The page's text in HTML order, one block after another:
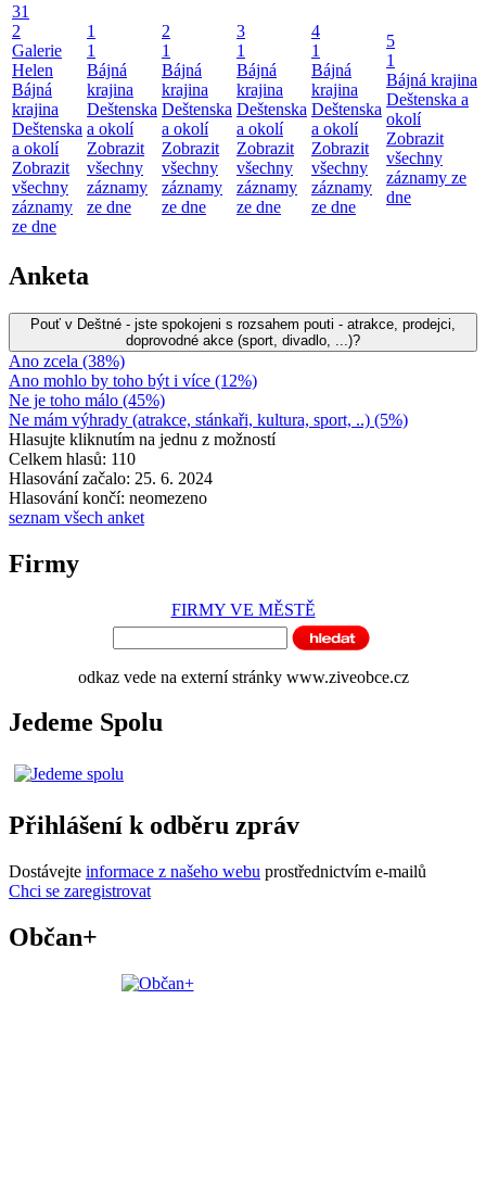
31
2
Galerie
Helen
Bájná
krajina
Deštenska
a okolí
Zobrazit
všechny
záznamy
ze dne
1
1
Bájná
krajina
Deštenska
a okolí
Zobrazit
všechny
záznamy
ze dne
2
1
Bájná
krajina
Deštenska
a okolí
Zobrazit
všechny
záznamy
ze dne
3
1
Bájná
krajina
Deštenska
a okolí
Zobrazit
všechny
záznamy
ze dne
4
1
Bájná
krajina
Deštenska
a okolí
Zobrazit
všechny
záznamy
ze dne
5
1
Bájná krajina
Deštenska a
okolí
Zobrazit
všechny
záznamy ze
dne
Anketa
Pouť v Deštné - jste spokojeni s rozsahem pouti - atrakce, prodejci,
doprovodné akce (sport, divadlo, ...)?
Ano zcela (38%)
Ano mohlo by toho být i více (12%)
Ne je toho málo (45%)
Ne mám výhrady (atrakce, stánkaři, kultura, sport, ..) (5%)
Hlasujte kliknutím na jednu z možností
Celkem hlasů: 110
Hlasování začalo: 25. 6. 2024
Hlasování končí: neomezeno
seznam všech anket
Firmy
FIRMY VE MĚSTĚ
odkaz vede na externí stránky www.ziveobce.cz
Jedeme Spolu
Přihlášení k odběru zpráv
Dostávejte informace z našeho webu prostřednictvím e-mailů
Chci se zaregistrovat
Občan+